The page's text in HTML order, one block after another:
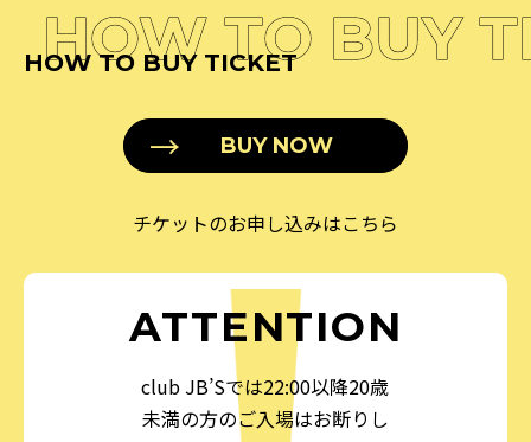
HOW TO BUY
HOW TO BUY TICKET
BUY NOW
チケットのお申し込みはこちら
ATTENTION
club JB’Sでは22:00以降20歳
未満の方のご入場はお断りし